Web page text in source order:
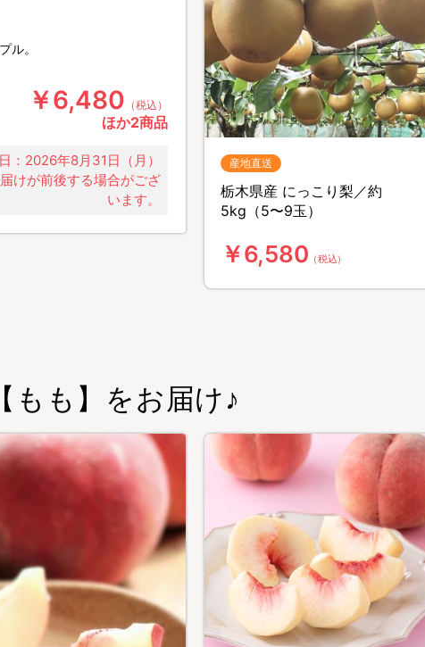
ル。
￥6,480 （税込）
ほか2商品
：2026年8月31日（月）
けが前後する場合がござ
います。
産地直送
栃木県産 にっこり梨／約
5kg（5〜9玉）
￥6,580 （税込）
もも】をお届け♪